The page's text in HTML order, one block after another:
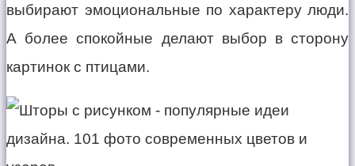
выбирают эмоциональные по характеру люди.
А более спокойные делают выбор в сторону
картинок с птицами.